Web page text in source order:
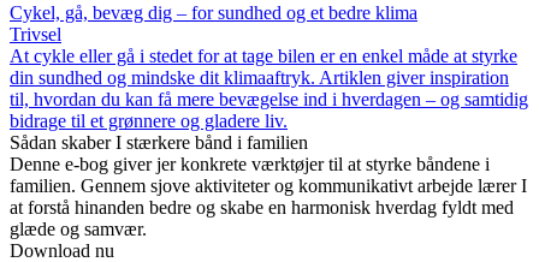
Cykel, gå, bevæg dig – for sundhed og et bedre klima
Trivsel
At cykle eller gå i stedet for at tage bilen er en enkel måde at styrke
din sundhed og mindske dit klimaaftryk. Artiklen giver inspiration
til, hvordan du kan få mere bevægelse ind i hverdagen – og samtidig
bidrage til et grønnere og gladere liv.
Sådan skaber I stærkere bånd i familien
Denne e-bog giver jer konkrete værktøjer til at styrke båndene i
familien. Gennem sjove aktiviteter og kommunikativt arbejde lærer I
at forstå hinanden bedre og skabe en harmonisk hverdag fyldt med
glæde og samvær.
Download nu